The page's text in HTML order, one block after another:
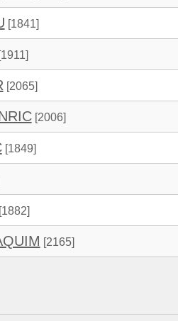
[1841]
[1911]
[2065]
[2006]
[1849]
[1882]
[2165]